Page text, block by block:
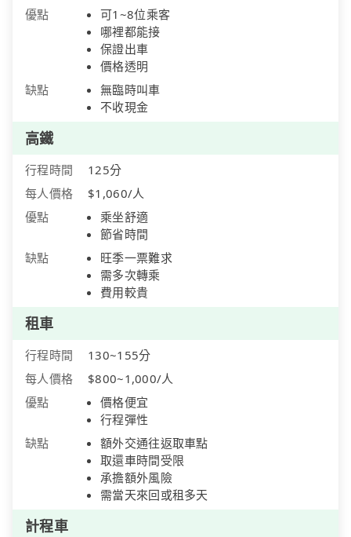
優點
可1~8位乘客
哪裡都能接
保證出車
價格透明
缺點
無臨時叫車
不收現金
高鐵
行程時間
125分
每人價格
$1,060/人
優點
乘坐舒適
節省時間
缺點
旺季一票難求
需多次轉乘
費用較貴
租車
行程時間
130~155分
每人價格
$800~1,000/人
優點
價格便宜
行程彈性
缺點
額外交通往返取車點
取還車時間受限
承擔額外風險
需當天來回或租多天
計程車